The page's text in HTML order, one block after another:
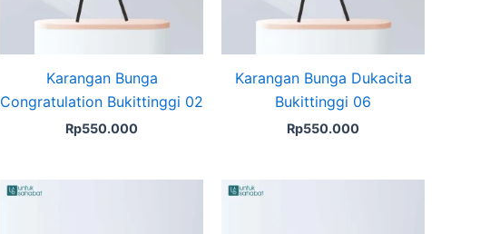
Karangan Bunga
Congratulation Bukittinggi 02
Rp550.000
Karangan Bunga Dukacita
Bukittinggi 06
Rp550.000